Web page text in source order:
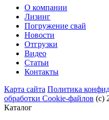
О компании
Лизинг
Погружение свай
Новости
Отгрузки
Видео
Статьи
Контакты
Карта сайта Политика
обработки Cookie-файлов (с)
Каталог